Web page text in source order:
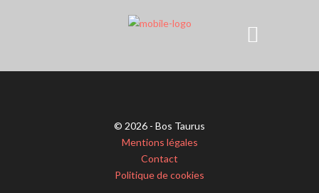
© 2026 - Bos Taurus
Mentions légales
Contact
Politique de cookies